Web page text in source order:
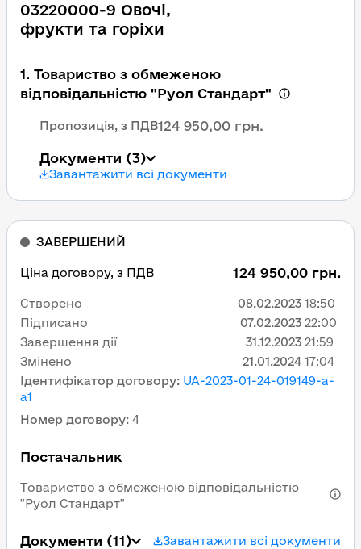
03220000-9 Овочі,
фрукти та горіхи
1. Товариство з обмеженою
відповідальністю "Руол Стандарт"
Пропозиція, з ПДВ124 950,00 грн.
Документи (3)
Завантажити всі документи
Ідентифікатор договору: UA-2023-01-24-019149-a-
a1
Номер договору: 4
Постачальник
Товариство з обмеженою відповідальністю
"Руол Стандарт"
Документи (11) Завантажити всі документи
ЗАВЕРШЕНИЙ
Ціна договору, з ПДВ 124 950,00 грн.
Створено 08.02.2023 18:50
Підписано
07.02.2023 22:00
Завершення дії
31.12.2023 21:59
Змінено
21.01.2024 17:04